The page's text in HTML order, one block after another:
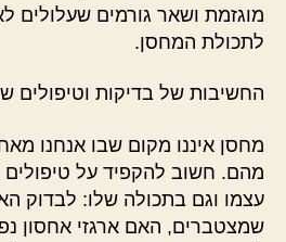
מוגזמת ושאר גורמים שעלולים
לתכולת המחסן.
החשיבות של בדיקות וטיפולים
מחסן איננו מקום שבו אנחנו
מהם. חשוב להקפיד על
עצמו וגם בתכולה שלו: לבדוק
שמצטברים, האם ארגזי אחסון